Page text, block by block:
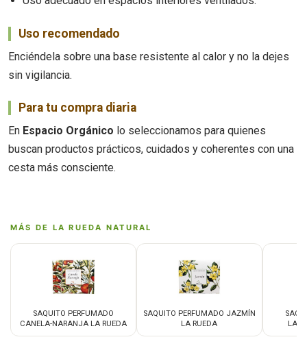
Uso recomendado
Enciéndela sobre una base resistente al calor y no la dejes
sin vigilancia.
Para tu compra diaria
En Espacio Orgánico lo seleccionamos para quienes
buscan productos prácticos, cuidados y coherentes con una
cesta más consciente.
MÁS DE LA RUEDA NATURAL
SAQUITO PERFUMADO
CANELA-NARANJA LA RUEDA
SAQUITO PERFUMADO JAZMÍN
LA RUEDA